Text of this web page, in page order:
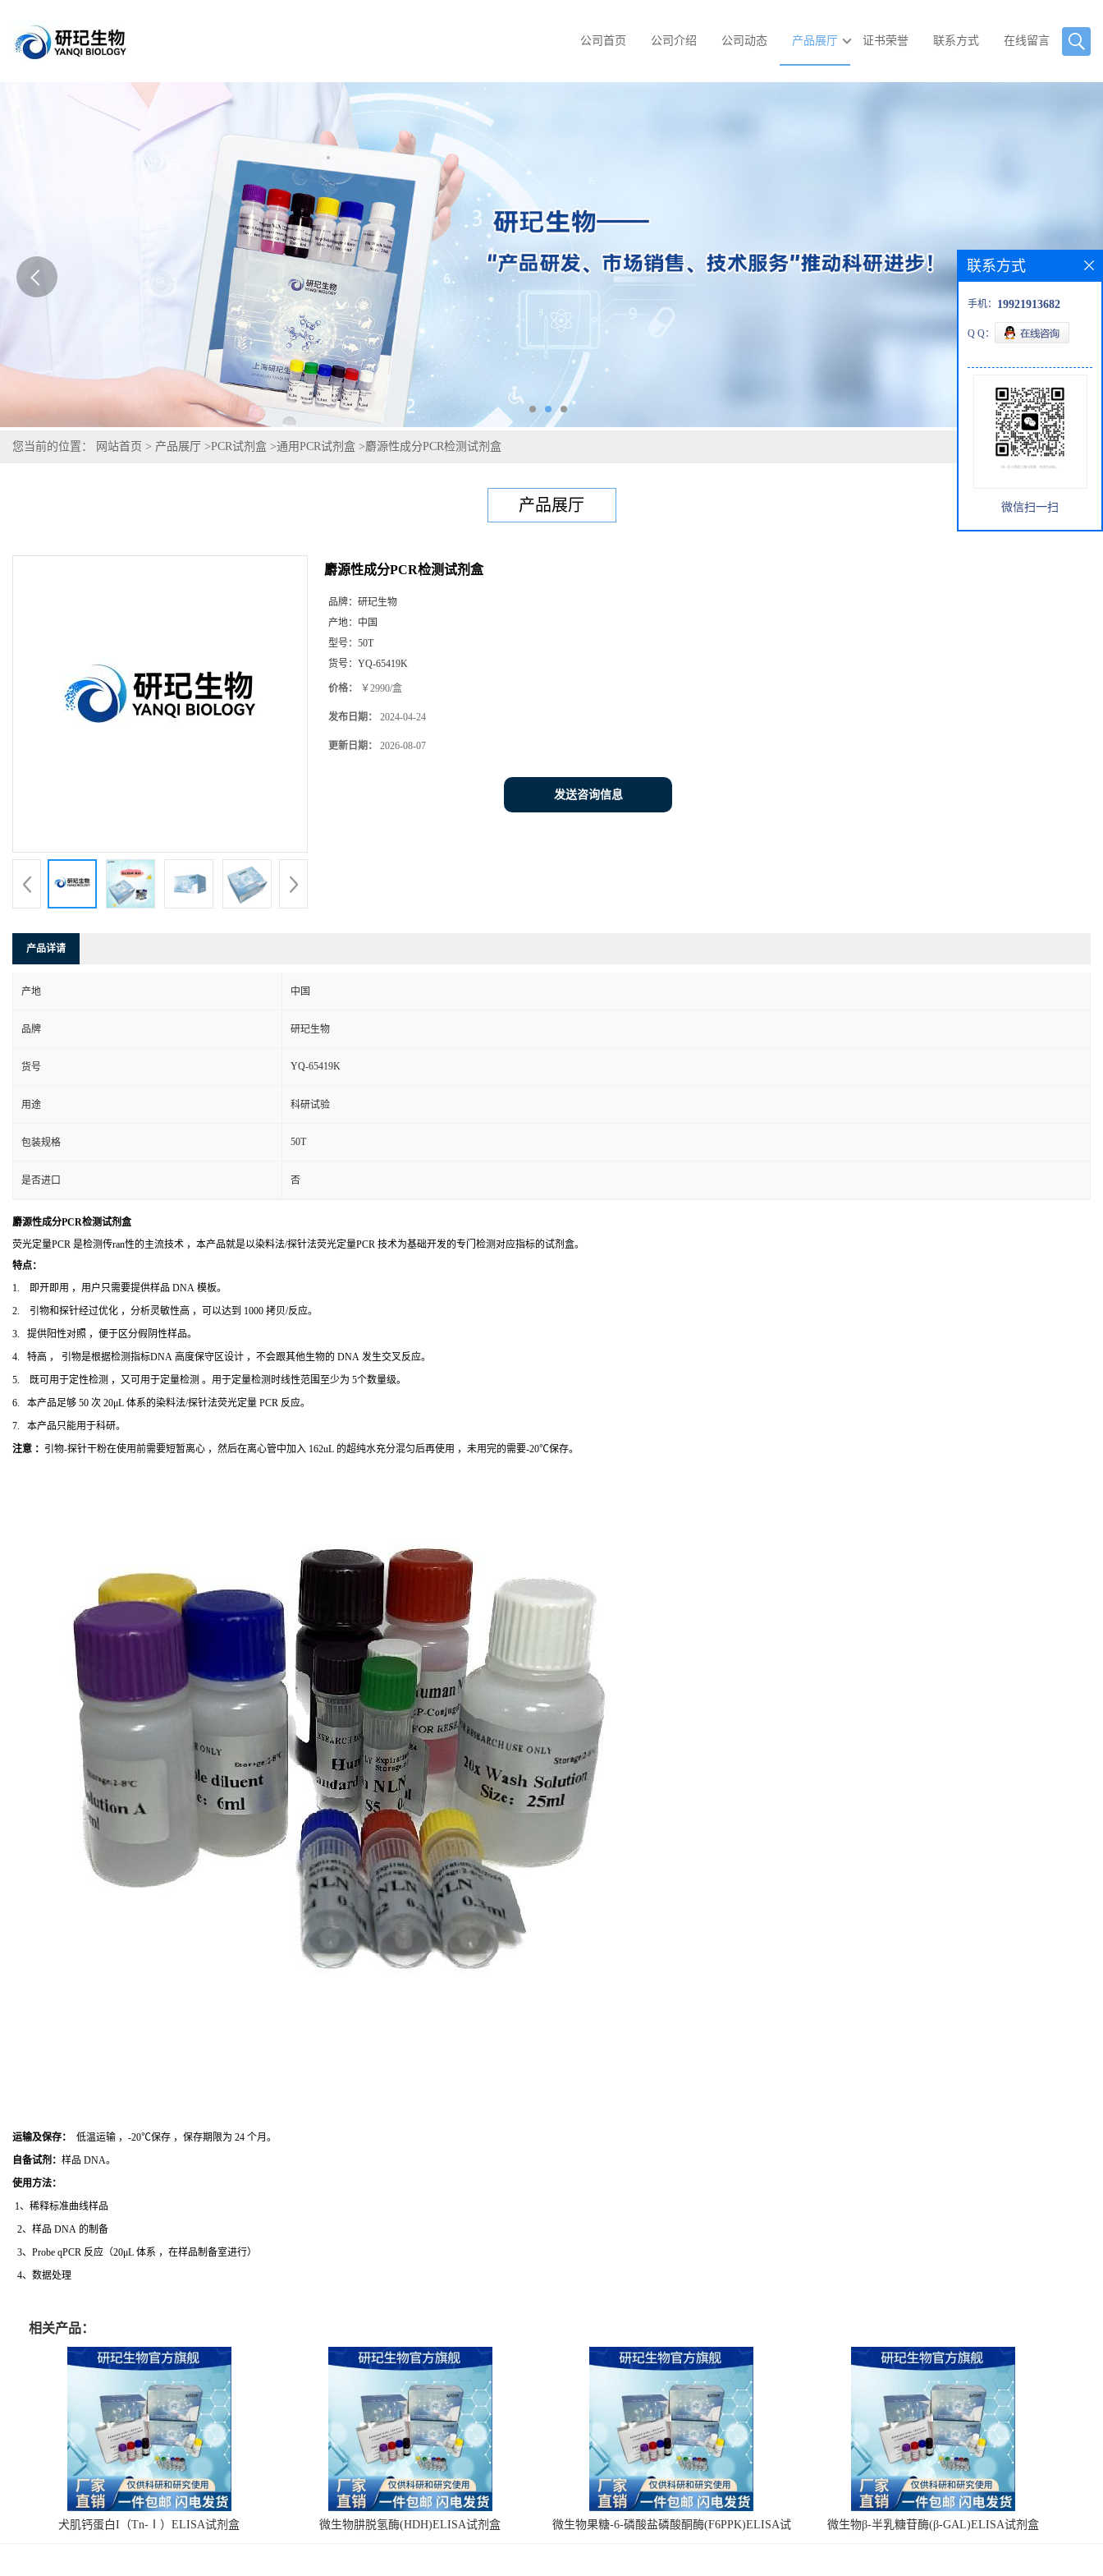
公司首页 公司介绍 公司动态 产品展厅 证书荣誉 联系方式 在线留言
您当前的位置： 网站首页 > 产品展厅 >PCR试剂盒 >通用PCR试剂盒 >麝源性成分PCR检测试剂盒
产品展厅
麝源性成分PCR检测试剂盒
品牌： 研玘生物
产地： 中国
型号： 50T
货号： YQ-65419K
价格： ￥2990/盒
发布日期： 2024-04-24
更新日期： 2026-08-07
发送咨询信息
产品详请
产地 中国
品牌 研玘生物
货号 YQ-65419K
用途 科研试验
包装规格 50T
是否进口 否
麝源性成分PCR检测试剂盒
荧光定量PCR 是检测传ran性的主流技术 ，本产品就是以染料法/探针法荧光定量PCR 技术为基础开发的专门检测对应指标的试剂盒。
特点：
1. 即开即用 ，用户只需要提供样品 DNA 模板。
2. 引物和探针经过优化 ，分析灵敏性高 ，可以达到 1000 拷贝/反应。
3. 提供阳性对照 ，便于区分假阴性样品。
4. 特高 ， 引物是根据检测指标DNA 高度保守区设计 ，不会跟其他生物的 DNA 发生交叉反应。
5. 既可用于定性检测 ，又可用于定量检测 。用于定量检测时线性范围至少为 5个数量级。
6. 本产品足够 50 次 20μL 体系的染料法/探针法荧光定量 PCR 反应。
7. 本产品只能用于科研。
注意 ： 引物-探针干粉在使用前需要短暂离心 ，然后在离心管中加入 162uL 的超纯水充分混匀后再使用 ，未用完的需要-20℃保存。
运输及保存：
低温运输 ，-20℃保存 ，保存期限为 24 个月。
自备试剂： 样品 DNA。
使用方法：
1、稀释标准曲线样品
2、样品 DNA 的制备
3、Probe qPCR 反应（20μL 体系 ，在样品制备室进行）
4、数据处理
相关产品：
犬肌钙蛋白I（Tn-Ⅰ）ELISA试剂盒 微生物肼脱氢酶(HDH)ELISA试剂盒
微生物果糖-6-磷酸盐磷酸酮酶(F6PPK)ELISA试
微生物β-半乳糖苷酶(β-GAL)ELISA试剂盒
联系方式
手机： 19921913682
Q Q：
微信扫一扫